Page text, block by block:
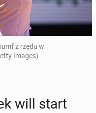
z rzędu w
Images)
will start